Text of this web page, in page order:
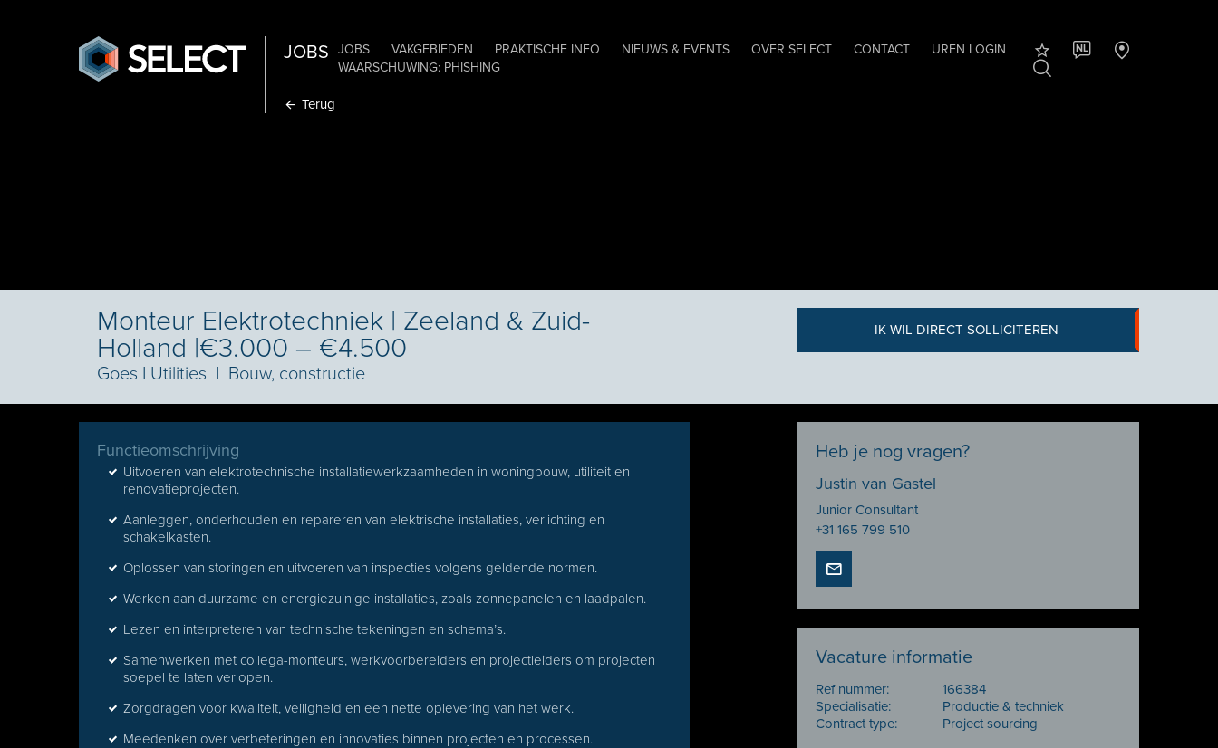
JOBS JOBS VAKGEBIEDEN PRAKTISCHE INFO NIEUWS & EVENTS OVER SELECT CONTACT
UREN LOGIN
WAARSCHUWING: PHISHING
NL
Terug
Monteur Elektrotechniek | Zeeland & Zuid-
Holland |€3.000 – €4.500
Goes I Utilities I Bouw, constructie
IK WIL DIRECT SOLLICITEREN
Functieomschrijving
Uitvoeren van elektrotechnische installatiewerkzaamheden in woningbouw, utiliteit en
renovatieprojecten.
Aanleggen, onderhouden en repareren van elektrische installaties, verlichting en
schakelkasten.
Oplossen van storingen en uitvoeren van inspecties volgens geldende normen.
Werken aan duurzame en energiezuinige installaties, zoals zonnepanelen en laadpalen.
Lezen en interpreteren van technische tekeningen en schema’s.
Samenwerken met collega-monteurs, werkvoorbereiders en projectleiders om projecten
soepel te laten verlopen.
Zorgdragen voor kwaliteit, veiligheid en een nette oplevering van het werk.
Meedenken over verbeteringen en innovaties binnen projecten en processen.
Heb je nog vragen?
Justin van Gastel
Junior Consultant
+31 165 799 510
Vacature informatie
Ref nummer:
166384
Specialisatie:
Productie & techniek
Contract type:
Project sourcing